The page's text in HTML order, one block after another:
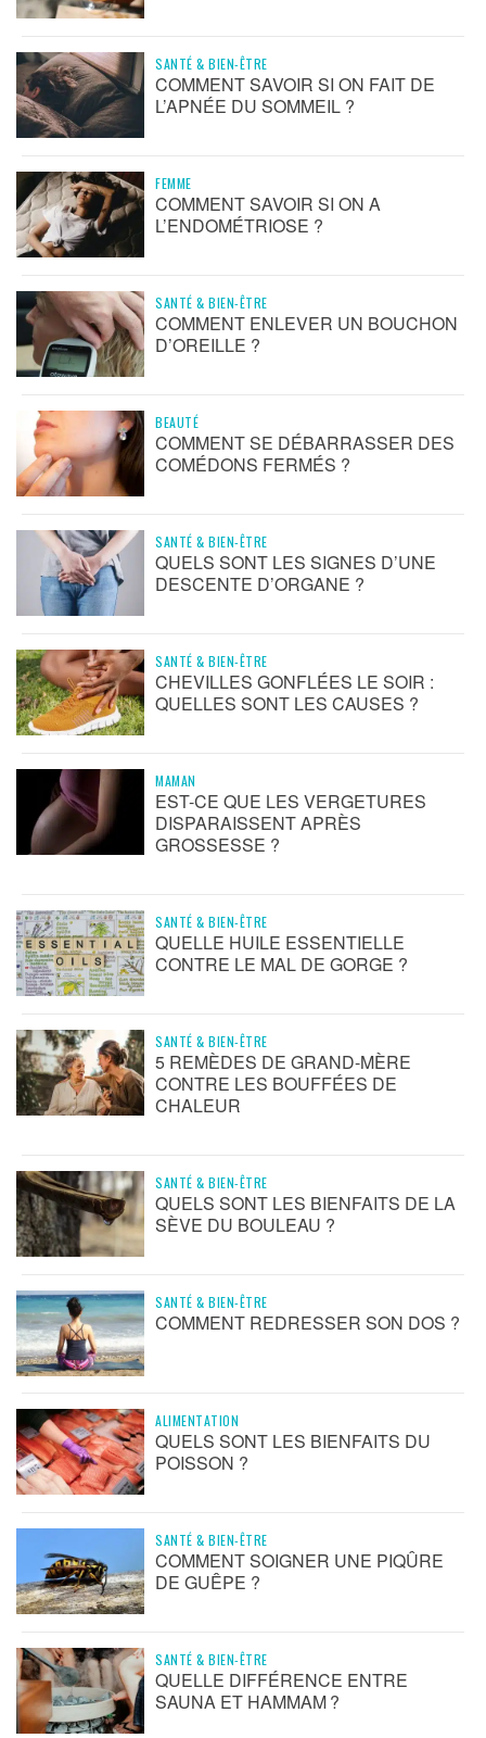
SANTÉ & BIEN-ÊTRE
COMMENT SAVOIR SI ON FAIT DE
L’APNÉE DU SOMMEIL ?
FEMME
COMMENT SAVOIR SI ON A
L’ENDOMÉTRIOSE ?
SANTÉ & BIEN-ÊTRE
COMMENT ENLEVER UN BOUCHON
D’OREILLE ?
BEAUTÉ
COMMENT SE DÉBARRASSER DES
COMÉDONS FERMÉS ?
SANTÉ & BIEN-ÊTRE
QUELS SONT LES SIGNES D’UNE
DESCENTE D’ORGANE ?
SANTÉ & BIEN-ÊTRE
CHEVILLES GONFLÉES LE SOIR :
QUELLES SONT LES CAUSES ?
MAMAN
EST-CE QUE LES VERGETURES
DISPARAISSENT APRÈS
GROSSESSE ?
SANTÉ & BIEN-ÊTRE
QUELLE HUILE ESSENTIELLE
CONTRE LE MAL DE GORGE ?
SANTÉ & BIEN-ÊTRE
5 REMÈDES DE GRAND-MÈRE
CONTRE LES BOUFFÉES DE
CHALEUR
SANTÉ & BIEN-ÊTRE
QUELS SONT LES BIENFAITS DE LA
SÈVE DU BOULEAU ?
SANTÉ & BIEN-ÊTRE
COMMENT REDRESSER SON DOS ?
ALIMENTATION
QUELS SONT LES BIENFAITS DU
POISSON ?
SANTÉ & BIEN-ÊTRE
COMMENT SOIGNER UNE PIQÛRE
DE GUÊPE ?
SANTÉ & BIEN-ÊTRE
QUELLE DIFFÉRENCE ENTRE
SAUNA ET HAMMAM ?